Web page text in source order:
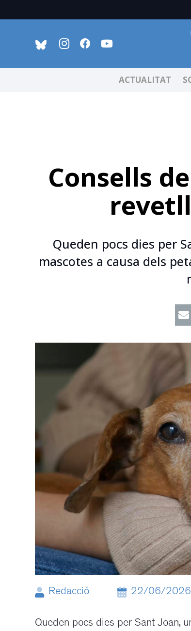
ACTUALITAT
Consells
Queden pocs dies per
mascotes a causa dels
Redacció 22/06/2026
Queden pocs dies per Sant Joan,